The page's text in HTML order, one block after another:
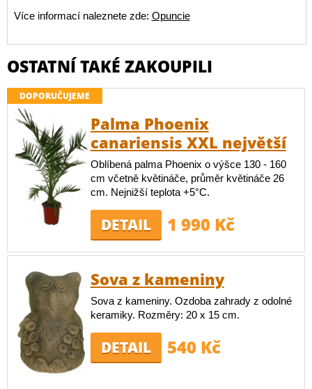
Více informací naleznete zde: Opuncie
OSTATNÍ TAKÉ ZAKOUPILI
DOPORUČUJEME
Palma Phoenix
canariensis XXL největší
Oblíbená palma Phoenix o výšce 130 - 160
cm včetně květináče, průměr květináče 26
cm. Nejnižší teplota +5°C.
DETAIL 1 990 Kč
Sova z kameniny
Sova z kameniny. Ozdoba zahrady z odolné
keramiky. Rozměry: 20 x 15 cm.
DETAIL 540 Kč